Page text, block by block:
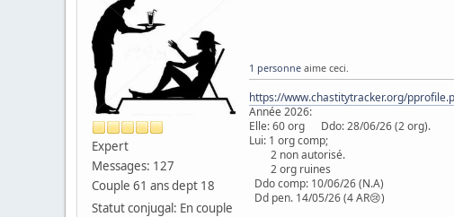
Expert
Messages: 127
Couple 61 ans dept 18
Statut conjugal: En couple
1 personne aime ceci.
https://www.chastitytracker.org/
Année 2026:
Elle: 60 org Ddo: 28/06/26 (2
Lui: 1 org comp;
2 non autorisé.
2 org ruines
Ddo comp: 10/06/26 (N.A)
Dd pen. 14/05/26 (4 AR😢)